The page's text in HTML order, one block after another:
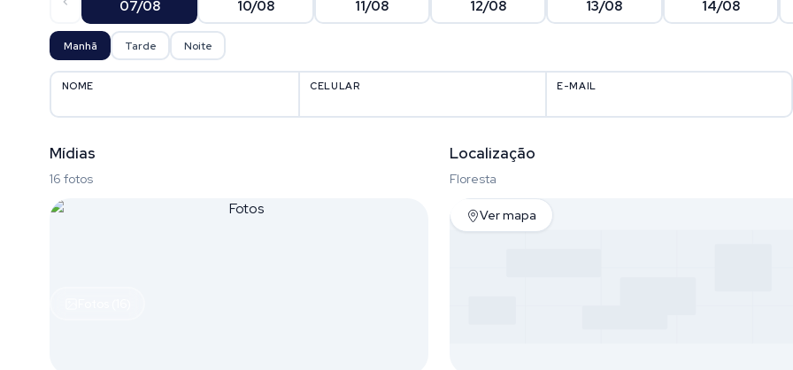
07/08 10/08 11/08 12/08 13/08 14/08
Manhã Tarde Noite
NOME CELULAR E-MAIL
Mídias
16 fotos
Localização
Floresta
Ver mapa